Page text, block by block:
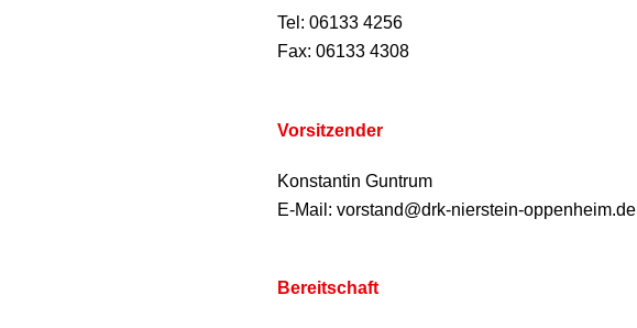
Tel: 06133 4256
Fax: 06133 4308
Vorsitzender
Konstantin Guntrum
E-Mail: vorstand@drk-nierstein-oppenheim.de
Bereitschaft